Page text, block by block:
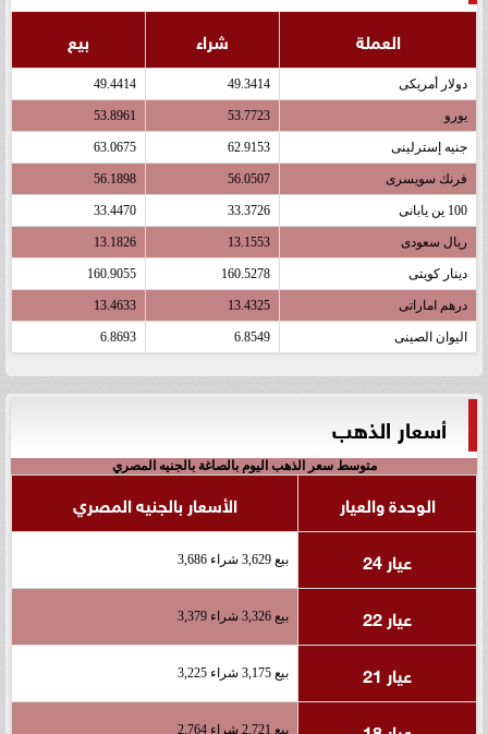
العملة شراء بيع
دولار أمريكى 49.3414
49.4414
يورو 53.7723
53.8961
جنيه إسترلينى 62.9153
63.0675
فرنك سويسرى 56.0507
56.1898
100 ين يابانى 33.3726
33.4470
ريال سعودى 13.1553
13.1826
دينار كويتى 160.5278
160.9055
درهم اماراتى 13.4325
13.4633
اليوان الصينى 6.8549
6.8693
أسعار الذهب
متوسط سعر الذهب اليوم بالصاغة بالجنيه المصري
الوحدة والعيار
الأسعار بالجنيه المصري
عيار 24
بيع 3,629 شراء 3,686
عيار 22 بيع 3,326 شراء 3,379
عيار 21 بيع 3,175 شراء 3,225
بيع 2,721 شراء 2,764